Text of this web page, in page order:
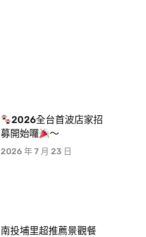
2026全台首波店家招
募開始囉
～
2026 年 7 月 23 日
南投埔里超推薦景觀餐